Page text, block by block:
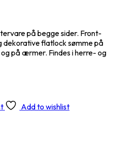
på begge sider. Front­
dekorative flatlock sømme på
på ærmer. Findes i herre- og
Add to wishlist